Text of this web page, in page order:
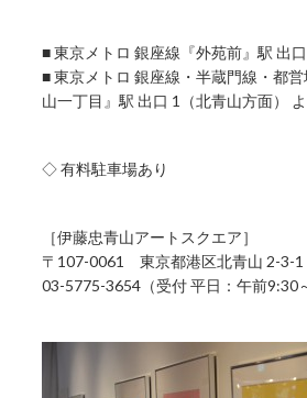
■ 東京メトロ 銀座線『外苑前』駅 出
■ 東京メトロ 銀座線・半蔵門線・都
山一丁目』駅 出口 1（北青山方面）
◇ 有料駐車場あり
［伊藤忠青山アートスクエア］
〒107-0061 東京都港区北青山 2-3-1
03-5775-3654（受付 平日：午前9:30